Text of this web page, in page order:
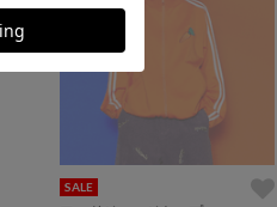
SALE